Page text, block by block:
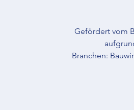
Gefördert vom
Branchen: